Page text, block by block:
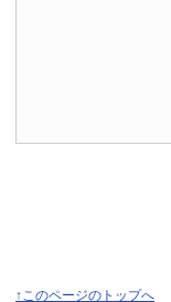
↑このページのトップへ